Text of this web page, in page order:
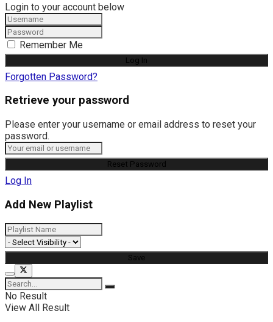
Login to your account below
Remember Me
Forgotten Password?
Retrieve your password
Please enter your username or email address to reset your
password.
Log In
Add New Playlist
No Result
View All Result